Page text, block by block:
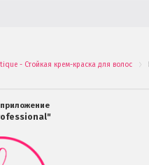
- Стойкая крем-краска для волос
Мобильное
приложение